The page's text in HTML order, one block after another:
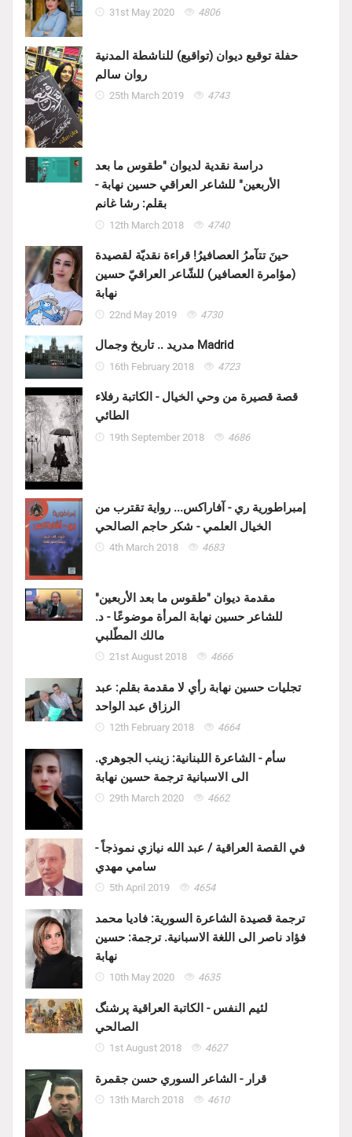
31st May 2020 4806
حفلة توقيع ديوان (تواقيع) للناشطة المدنية
روان سالم
25th March 2019 4743
دراسة نقدية لديوان "طقوس ما بعد
الأربعين" للشاعر العراقي حسين نهابة -
بقلم: رشا غانم
12th March 2018 4740
حينَ تتآمرُ العصافيرُ! قراءة نقديّة لقصيدة
(مؤامرة العصافير) للشّاعر العراقيّ حسين
نهابة
22nd May 2019 4730
مدريد .. تاريخ وجمال Madrid
16th February 2018 4723
قصة قصيرة من وحي الخيال - الكاتبة رفلاء
الطائي
19th September 2018 4686
إمبراطورية ري - آفاراكس... رواية تقترب من
الخيال العلمي - شكر حاجم الصالحي
4th March 2018 4683
مقدمة ديوان "طقوس ما بعد الأربعين"
للشاعر حسين نهابة المرأة موضوعًا - د.
مالك المطّلبي
21st August 2018 4666
تجليات حسين نهابة رأي لا مقدمة بقلم: عبد
الرزاق عبد الواحد
12th February 2018 4664
سأم - الشاعرة اللبنانية: زينب الجوهري.
الى الاسبانية ترجمة حسين نهابة
29th March 2020 4662
في القصة العراقية / عبد الله نيازي نموذجاً -
سامي مهدي
5th April 2019 4654
ترجمة قصيدة الشاعرة السورية: فاديا محمد
فؤاد ناصر الى اللغة الاسبانية. ترجمة: حسين
نهابة
10th May 2020 4635
لئيم النفس - الكاتبة العراقية پرشنگ
الصالحي
1st August 2018 4627
قرار - الشاعر السوري حسن جقمرة
13th March 2018 4610